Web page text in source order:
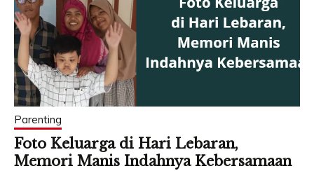
Parenting
Foto Keluarga di Hari Lebaran,
Memori Manis Indahnya Kebersamaan